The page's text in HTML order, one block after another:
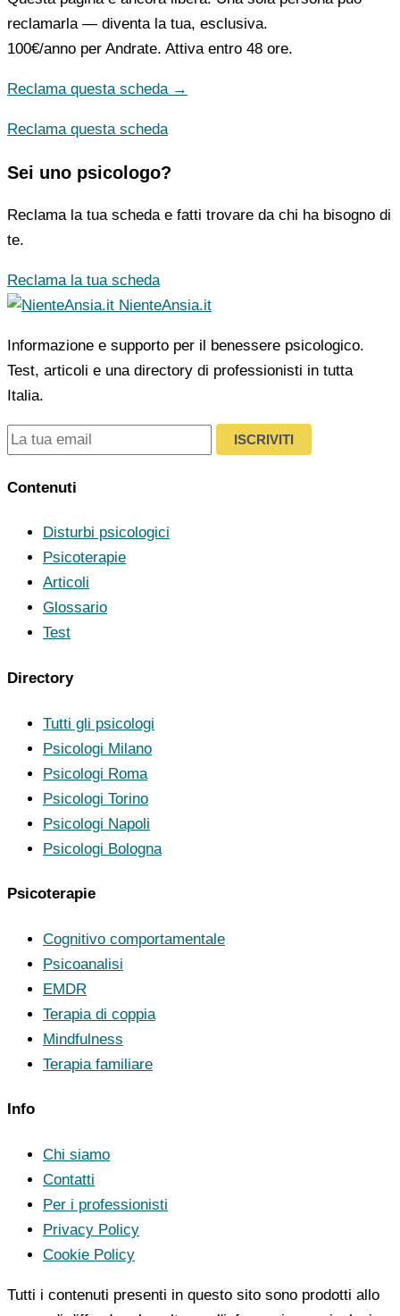
reclamarla — diventa la tua, esclusiva.
100€/anno per Andrate. Attiva entro 48 ore.
Reclama questa scheda →
Reclama questa scheda
Sei uno psicologo?
Reclama la tua scheda e fatti trovare da chi ha bisogno di
te.
Reclama la tua scheda
NienteAnsia.it
Informazione e supporto per il benessere psicologico.
Test, articoli e una directory di professionisti in tutta
Italia.
ISCRIVITI
Contenuti
Disturbi psicologici
Psicoterapie
Articoli
Glossario
Test
Directory
Tutti gli psicologi
Psicologi Milano
Psicologi Roma
Psicologi Torino
Psicologi Napoli
Psicologi Bologna
Psicoterapie
Cognitivo comportamentale
Psicoanalisi
EMDR
Terapia di coppia
Mindfulness
Terapia familiare
Info
Chi siamo
Contatti
Per i professionisti
Privacy Policy
Cookie Policy
Tutti i contenuti presenti in questo sito sono prodotti allo